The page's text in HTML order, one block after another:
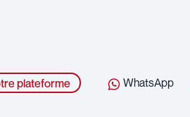
plateforme WhatsApp